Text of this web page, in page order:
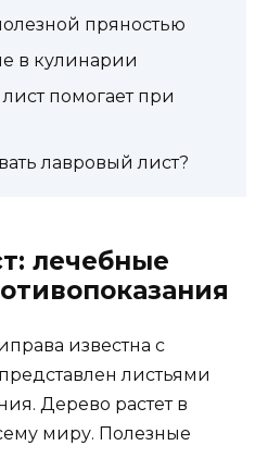
пряностью
в кулинарии
помогает при
лавровый лист?
лечебные
известна с
листьями
Дерево растет в
миру. Полезные